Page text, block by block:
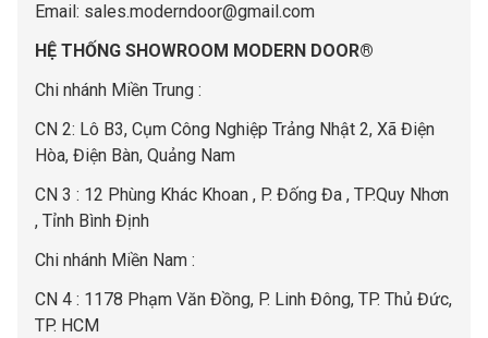
Email: sales.moderndoor@gmail.com
HỆ THỐNG SHOWROOM MODERN DOOR®
Chi nhánh Miền Trung :
CN 2: Lô B3, Cụm Công Nghiệp Trảng Nhật 2, Xã Điện
Hòa, Điện Bàn, Quảng Nam
CN 3 : 12 Phùng Khác Khoan , P. Đống Đa , TP.Quy Nhơn
, Tỉnh Bình Định
Chi nhánh Miền Nam :
CN 4 : 1178 Phạm Văn Đồng, P. Linh Đông, TP. Thủ Đức,
TP. HCM